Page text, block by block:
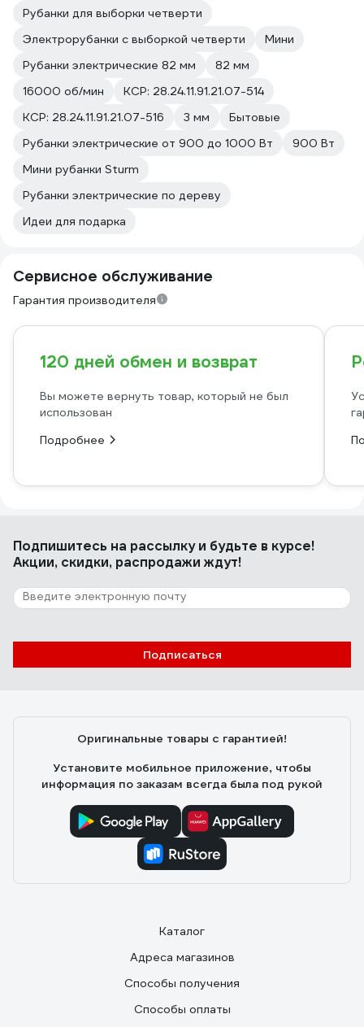
Рубанки для выборки четверти
Электрорубанки с выборкой четверти
Мини
Рубанки электрические 82 мм
82 мм
16000 об/мин
КСР: 28.24.11.91.21.07-514
КСР: 28.24.11.91.21.07-516
3 мм
Бытовые
Рубанки электрические от 900 до 1000 Вт
900 Вт
Мини рубанки Sturm
Рубанки электрические по дереву
Идеи для подарка
Сервисное обслуживание
Гарантия производителя
120 дней обмен и возврат
Вы можете вернуть товар, который не был
использован
Подробнее
Подпишитесь на рассылкуи будьте в курсе!
Акции, скидки, распродажи ждут!
Подписаться
Оригинальные товары с гарантией!
Установите мобильное приложение, чтобы
информация по заказам всегда была под рукой
Каталог
Адреса магазинов
Способы получения
Способы оплаты